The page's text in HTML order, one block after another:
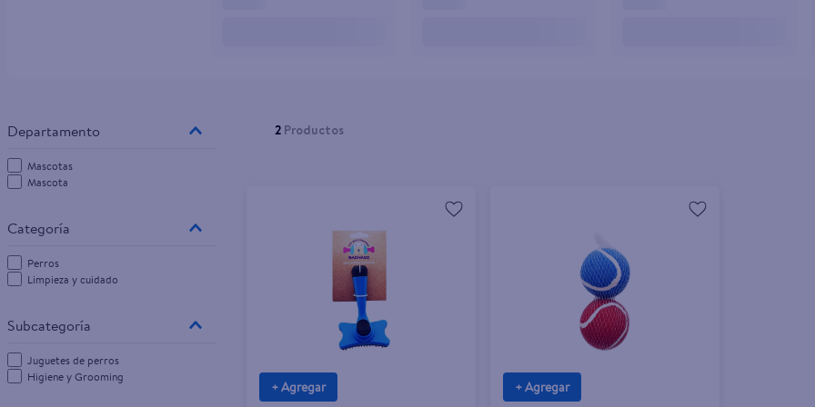
Mascotas
Mascota
Perros
Limpieza y cuidado
Juguetes de perros
Higiene y Grooming
2 Productos
+ Agregar + Agregar